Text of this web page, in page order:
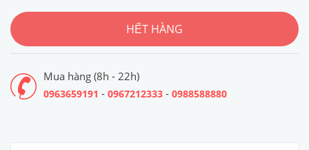
HẾT HÀNG
Mua hàng (8h - 22h)
0963659191 - 0967212333 - 0988588880